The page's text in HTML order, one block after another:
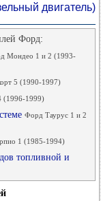
двигатель)
Форд:
Мондео 1 и 2 (1993-
5 (1990-1997)
(1996-1999)
Форд Таурус 1 и 2
1 (1985-1994)
топливной и